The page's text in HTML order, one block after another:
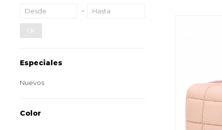
OK
Especiales
Nuevos
Color